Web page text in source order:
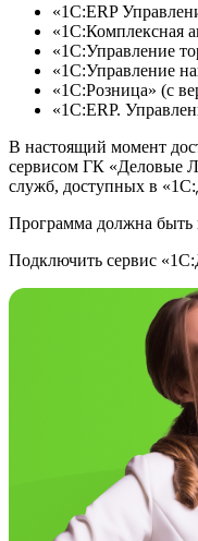
«1С:ERP
«1С:Комплексная
«1С:Управление
«1С:Управление
«1С:Розница» (с
«1С:ERP.
В настоящий момент
сервисом ГК «Деловые
служб, доступных в
Программа должна быть
Подключить сервис